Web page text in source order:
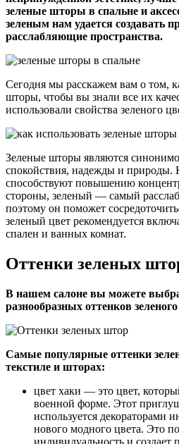
зеленые шторы в спальне и
зеленым нам удается создавать
расслабляющие пространства.
Сегодня мы расскажем вам о том,
шторы, чтобы вы знали все их
использовали свойства зеленого
Зеленые шторы являются
спокойствия, надежды и природы.
способствуют повышению
стороны, зеленый — самый
поэтому он поможет
зеленый цвет рекомендуется
спален и ванных комнат.
Оттенки зеленых
В нашем салоне вы можете
разнообразных оттенков
Самые популярные оттенки
текстиле и шторах:
цвет хаки — это цвет,
военной форме. Этот
используется декораторами
нового модного цвета. Это
индивидуальность и создает